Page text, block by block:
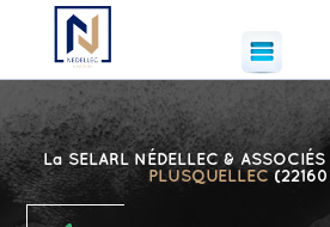
La SELARL NÉDELLEC &
PLUSQUELLEC